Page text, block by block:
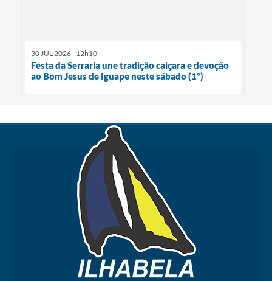
30 JUL 2026 - 12h10
Festa da Serraria une tradição caiçara e devoção
ao Bom Jesus de Iguape neste sábado (1º)